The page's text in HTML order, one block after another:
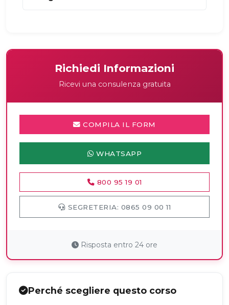
Richiedi Informazioni
Ricevi una consulenza gratuita
COMPILA IL FORM
WHATSAPP
800 95 19 01
SEGRETERIA: 0865 09 00 11
Risposta entro 24 ore
Perché scegliere questo corso